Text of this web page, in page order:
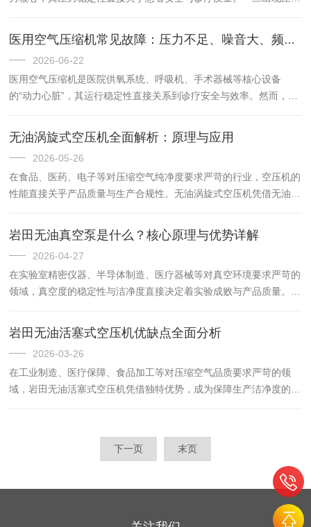
患者生命安全。面对这类故障，不能仅靠盲目更换部件，需建立从
源...
医用空气压缩机常见故障：压力不足、噪音大、频繁停机排查
2026-06-22
医用空气压缩机是医院供氧系统、呼吸机、手术器械等核心设备
的“动力心脏”，其运行稳定性直接关系到诊疗安全与效率。然而，在
诊疗秩序，更可能埋下安全隐患。为帮助运维人员快速定位问题、高
效...
无油涡旋式空压机全面解析：原理与应用
2026-05-26
在食品、医药、电子等对压缩空气纯净度要求严苛的行业，空压机的
性能直接关乎产品质量与生产合规性。无油涡旋式空压机凭借无油污
为工业生产筑牢纯净用气防线。深入解析其工作原理与应用场景，
对...
岩田无油真空泵是什么？核心原理与优势详解
2026-04-27
在实验室精密仪器、半导体制造、医疗器械等对真空环境要求严苛的
领域，真空度的稳定性与洁净度直接决定着实验成败与产品质量。传
始终制约着高洁净需求场景的发展。岩田无油真空泵的出现，打破
了...
岩田无油活塞式空压机优缺点全面分析
2026-03-26
在工业制造、医疗保障、食品加工等对压缩空气品质要求严苛的领
域，岩田无油活塞式空压机凭借独特优势，成为保障生产洁净度的核
下一页
末页